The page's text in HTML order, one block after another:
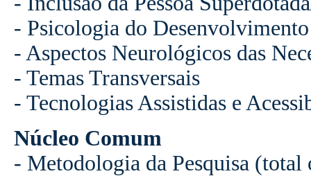
- Psicologia do Desenvolvimento
- Aspectos Neurológicos das
- Temas Transversais
- Tecnologias Assistidas e
Núcleo Comum
- Metodologia da Pesquisa